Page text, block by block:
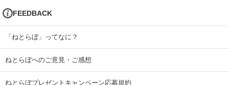
FEEDBACK
「ねとらぼ」ってなに？
ねとらぼへのご意見・ご感想
ねとらぼプレゼントキャンペーン応募規約